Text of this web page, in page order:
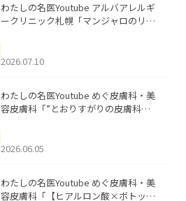
わたしの名医Youtube アルバアレルギ
ークリニック札幌「マンジャロのリア
た。
2026.07.10
わたしの名医Youtube めぐ皮膚科・美
容皮膚科「”とおりすがりの皮膚科
2026.06.05
わたしの名医Youtube めぐ皮膚科・美
容皮膚科「【ヒアルロン酸×ボトック